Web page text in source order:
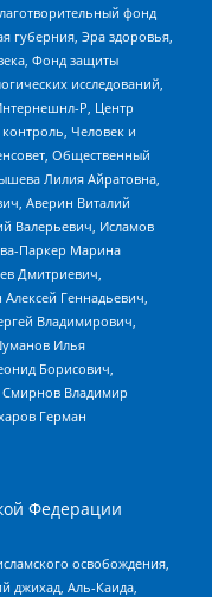
фонд
губерния, Эра здоровья,
Фонд защиты
исследований,
Р, Центр
Человек и
Общественный
Лилия Айратовна,
Аверин Виталий
Валерьевич, Исламов
Паркер Марина
Дмитриевич,
Геннадьевич,
Владимирович,
Илья
Борисович,
Смирнов Владимир
Герман
Федерации
освобождения,
джихад, Аль-Каида,